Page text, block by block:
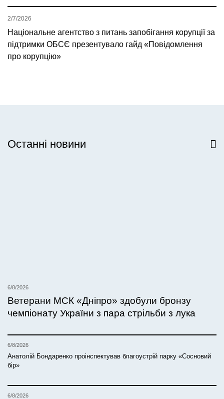
Національне агентство з питань запобігання корупції за
підтримки ОБСЄ презентувало гайд «Повідомлення
про корупцію»
2/7/2026
Останні новини
6/8/2026
Ветерани МСК «Дніпро» здобули бронзу
чемпіонату України з пара стрільби з лука
6/8/2026
Анатолій Бондаренко проінспектував благоустрій парку «Сосновий
бір»
6/8/2026